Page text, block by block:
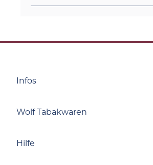
Infos
Wolf Tabakwaren
Hilfe